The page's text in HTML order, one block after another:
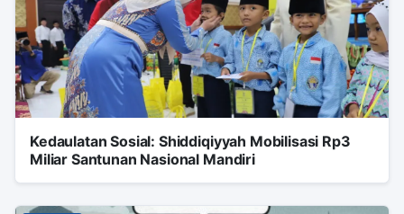
Kedaulatan Sosial: Shiddiqiyyah Mobilisasi Rp3
Miliar Santunan Nasional Mandiri